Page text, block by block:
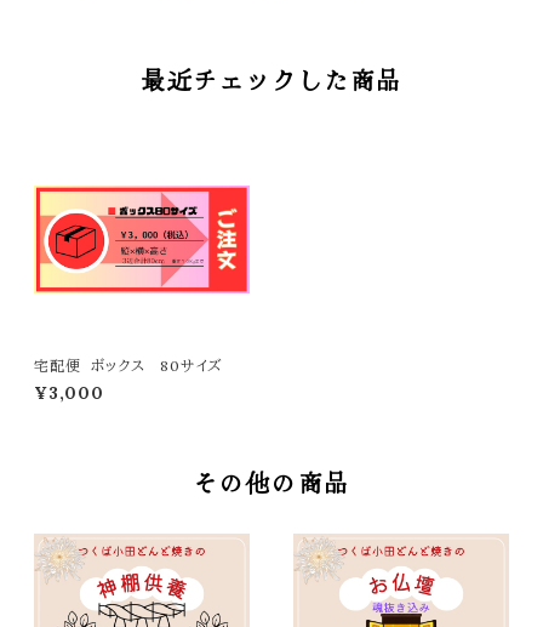
最近チェックした商品
宅配便 ボックス 80サイズ
¥3,000
その他の商品